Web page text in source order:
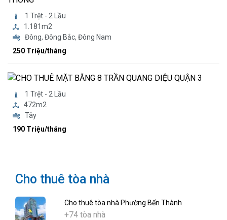
1 Trệt - 2 Lầu
1.181m2
Đông, Đông Bắc, Đông Nam
250 Triệu/tháng
1 Trệt - 2 Lầu
472m2
Tây
190 Triệu/tháng
Cho thuê tòa nhà
Cho thuê tòa nhà Phường Bến Thành
+74 tòa nhà